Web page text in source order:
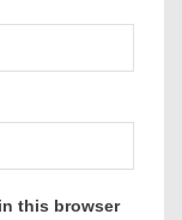
this browser